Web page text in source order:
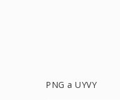
PNG a UYVY